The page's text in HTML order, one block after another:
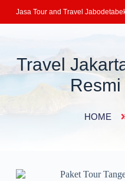
Jasa Tour and Travel
Travel
Resmi
HOME